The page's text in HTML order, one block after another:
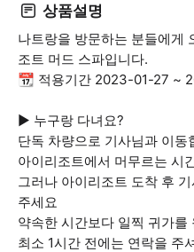
상품설명
나트랑을 방문하는 분들에게
조트 머드 스파입니다.
📆 적용기간 2023-01-27 ~
► 누구랑 다녀요?
단독 차량으로 기사님과 이동
아이리조트에서 머무르는 시
그러나 아이리조트 도착 후
주세요
약속한 시간보다 일찍 귀가를
최소 1시간 전에는 연락을 주